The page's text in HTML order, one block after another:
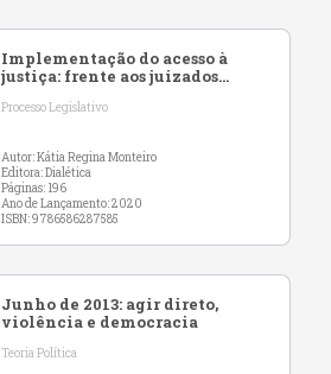
Implementação do acesso à
justiça: frente aos juizados
Processo Legislativo
Autor: Kátia Regina Monteiro
Editora: Dialética
Páginas: 196
Ano de Lançamento: 2020
ISBN: 9786586287585
Junho de 2013: agir direto,
violência e democracia
Teoria Política